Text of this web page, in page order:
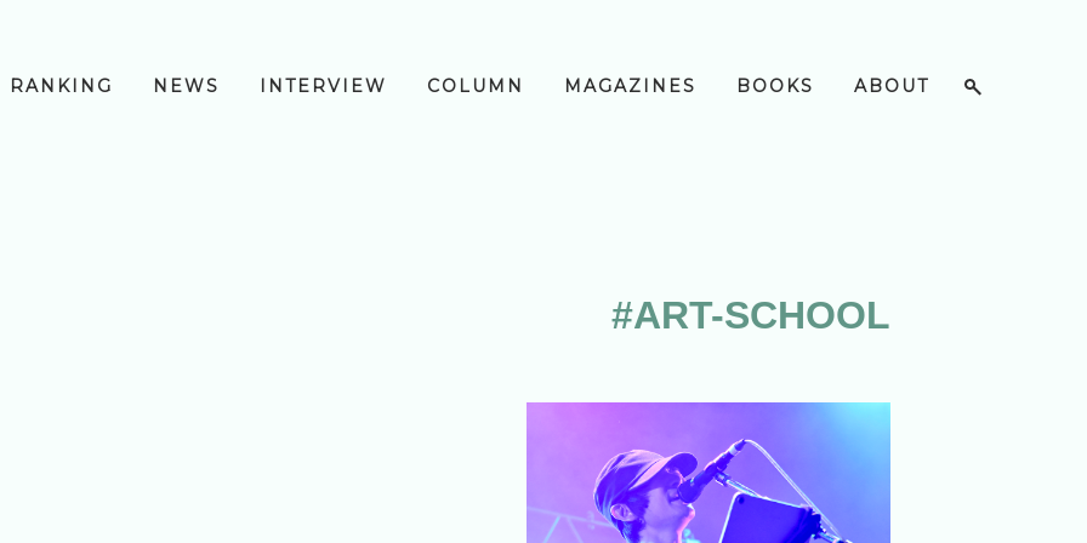
RANKING NEWS INTERVIEW COLUMN MAGAZINES BOOKS ABOUT
#ART-SCHOOL